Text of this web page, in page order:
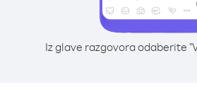
Iz glave razgovora odaberite